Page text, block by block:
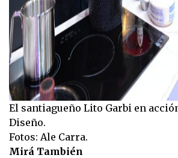
El santiagueño Lito Garbi en
Diseño.
Fotos: Ale Carra.
Mirá También